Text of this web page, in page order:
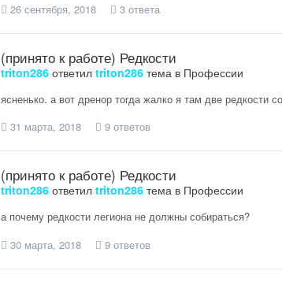
26 сентября, 2018
3 ответа
(принято к работе) Редкости
triton286ответил triton286тема в Профессии
ясненько. а вот дренор тогда жалко я там две редкости
31 марта, 2018
9 ответов
(принято к работе) Редкости
triton286ответил triton286тема в Профессии
а почему редкости легиона не должны собираться?
30 марта, 2018
9 ответов